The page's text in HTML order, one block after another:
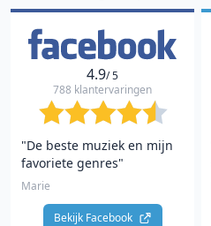
4.9/ 5
788 klantervaringen
"De beste muziek en mijn
favoriete genres"
Marie
Bekijk Facebook